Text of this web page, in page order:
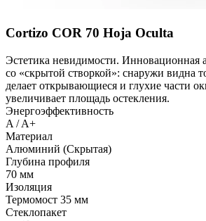
Cortizo COR 70 Hoja Oculta
Эстетика невидимости. Инновационная
со «скрытой створкой»: снаружи видна
делает открывающиеся и глухие части
увеличивает площадь остекления.
Энергоэффективность
A / A+
Материал
Алюминий (Скрытая)
Глубина профиля
70 мм
Изоляция
Термомост 35 мм
Стеклопакет